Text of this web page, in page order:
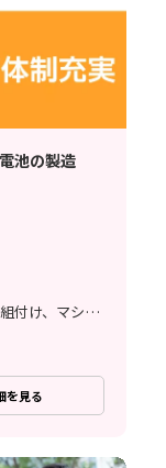
電池の製造
軽作業、検査、梱包・仕分け、組立・組付け、マシンオペレーター
を見る